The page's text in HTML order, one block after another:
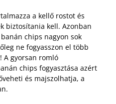
a kellő rostot és
biztosítania kell. Azonban
chips nagyon sok
ne fogyasszon el több
A gyorsan romló
chips fogyasztása azért
és majszolhatja, a